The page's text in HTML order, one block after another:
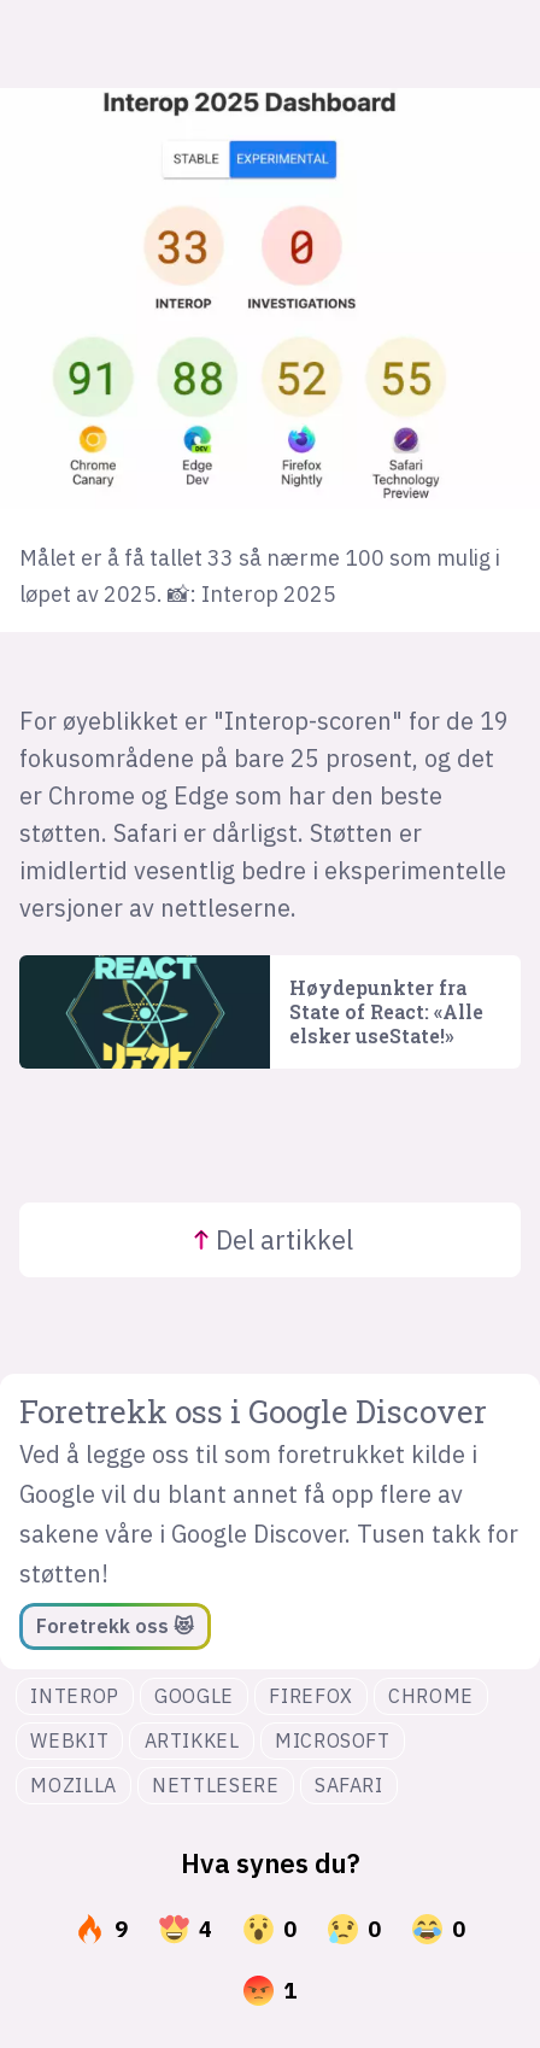
Målet er å få tallet 33 så nærme 100 som mulig i
løpet av 2025. 📸: Interop 2025
For øyeblikket er "Interop-scoren" for de 19
fokusområdene på bare 25 prosent, og det
er Chrome og Edge som har den beste
støtten. Safari er dårligst. Støtten er
imidlertid vesentlig bedre i eksperimentelle
versjoner av nettleserne.
Høydepunkter fra
State of React: «Alle
elsker useState!»
Del artikkel
Foretrekk oss i Google Discover
Ved å legge oss til som foretrukket kilde i
Google vil du blant annet få opp flere av
sakene våre i Google Discover. Tusen takk for
støtten!
Foretrekk oss 😻
INTEROP GOOGLE FIREFOX
CHROME
WEBKIT
ARTIKKEL
MICROSOFT
MOZILLA
NETTLESERE SAFARI